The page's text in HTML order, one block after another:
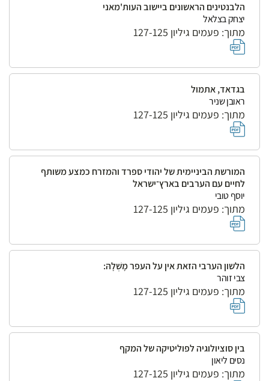
הלבנטינים הראשונים ביישוב העות'מאני
יצחק בצלאל
מתוך: פעמים גיליון 127-125
בגדאד, אתמול
ראובן שניר
מתוך: פעמים גיליון 127-125
המורשת הביניימית של יהודי ספרד והמזרח כמצע משותף
לחיים עם הערבים בארץ־ישראל
יוסף טובי
מתוך: פעמים גיליון 127-125
הלשון הערבי הזאת אין על העפר מָשְׁלָהּ:
צבי זוהר
מתוך: פעמים גיליון 127-125
בין סוציולוגיה לפוליטיקה של המקף
נסים ליאון
מתוך: פעמים גיליון 127-125